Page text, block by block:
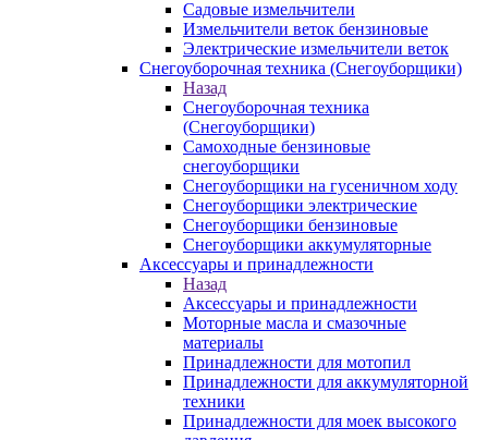
Садовые измельчители
Измельчители веток бензиновые
Электрические измельчители веток
Снегоуборочная техника (Снегоуборщики)
Назад
Снегоуборочная техника
(Снегоуборщики)
Самоходные бензиновые
снегоуборщики
Снегоуборщики на гусеничном ходу
Снегоуборщики электрические
Снегоуборщики бензиновые
Снегоуборщики аккумуляторные
Аксессуары и принадлежности
Назад
Аксессуары и принадлежности
Моторные масла и смазочные
материалы
Принадлежности для мотопил
Принадлежности для аккумуляторной
техники
Принадлежности для моек высокого